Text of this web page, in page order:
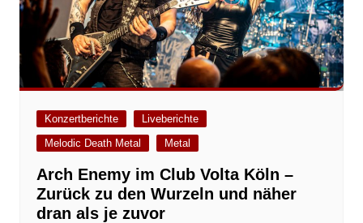
Konzertberichte
Liveberichte
Melodic Death Metal
Metal
Arch Enemy im Club Volta Köln –
Zurück zu den Wurzeln und näher
dran als je zuvor